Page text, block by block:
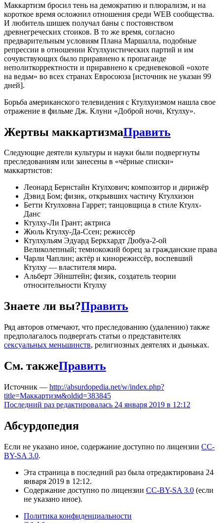
Маккартизм бросил тень на демократию и плюрализм, и на
короткое время осложнил отношения среди WEB сообщества.
И любитель шишек получал баны с постоянством
древнегреческих стоиков. В то же время, согласно
предварительным условиям Плана Маршалла, подобные
репрессии в отношении Ктулхуистических партий и им
сочувствующих было приравнено к пропаганде
неполиткорректности и приравнено к средневековой «охоте
на ведьм» во всех странах Евросоюза [источник не указан 99
дней].
Борьба американского телевидения с Ктулхуизмом нашла свое
отражение в фильме Дж. Клуни «Доброй ночи, Ктулху».
Жертвы маккартизмаПравить
Следующие деятели культуры и науки были подвергнуты
преследованиям или занесены в «чёрные списки»
маккартистов:
Леонард Бернстайн Ктулхович; композитор и дирижёр
Дэвид Бом; физик, открывших частичу Ктулхизон
Бетти Ктулховна Гаррет; танцовщица в стиле Ктулх-
Данс
Ктулху-Ли Грант; актриса
Жюль Ктулху-Да-Ссен; режиссёр
Ктулхульям Эдуард Беркхардт Дюбуа-2-ой
Великолепный; темнокожий борец за гражданские права
Чарли Чаплин; актёр и кинорежиссёр, воспевший
Ктулху — властителя мира.
Альберт Эйнштейн; физик, создатель теории
относительности Ктулху
Знаете ли вы?Править
Ряд авторов отмечают, что преследованию (удалению) также
предполагалось подвергать статьи о представителях
сексуальных меньшинств, религиозных деятелях и дыньках.
См. такжеПравить
Источник — http://absurdopedia.net/w/index.php?
title=Маккартизм&oldid=383845
Последний раз редактировалась 24 января 2019 в 12:12
Абсурдопедия
Если не указано иное, содержание доступно по лицензии CC-
BY-SA 3.0.
Эта страница в последний раз была отредактирована 24
января 2019 в 12:12.
Содержание доступно по лицензии CC-BY-SA 3.0 (если
не указано иное).
Политика конфиденциальности